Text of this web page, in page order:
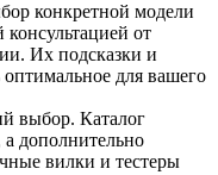
конкретной модели
консультацией от
Их подсказки и
для вашего
выбор. Каталог
дополнительно
вилки и тестеры